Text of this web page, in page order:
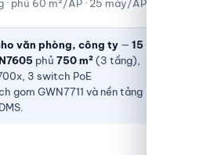
· phủ 60 m²/AP · 25 máy/AP
văn phòng, công ty — 15
phủ 750 m²(3 tầng),
3 switch PoE
gom GWN7711 và nền tảng